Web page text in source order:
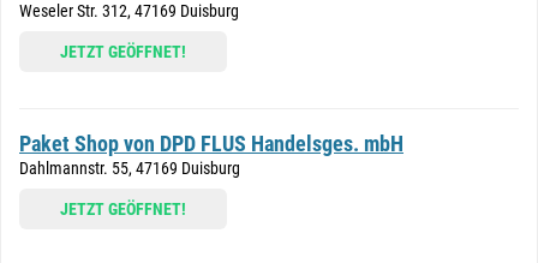
Weseler Str. 312, 47169 Duisburg
JETZT GEÖFFNET!
Paket Shop von DPD FLUS Handelsges. mbH
Dahlmannstr. 55, 47169 Duisburg
JETZT GEÖFFNET!